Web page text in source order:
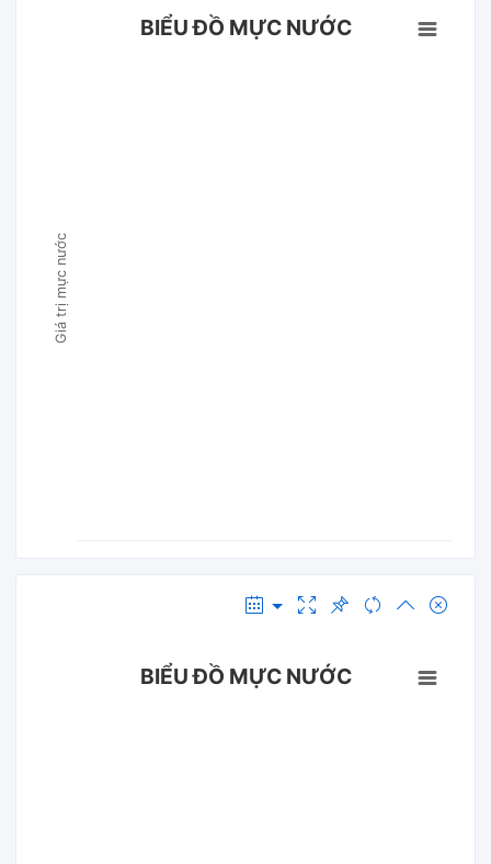
Giá trị mực nước
BIỂU ĐỒ MỰC NƯỚC
BIỂU ĐỒ MỰC NƯỚC